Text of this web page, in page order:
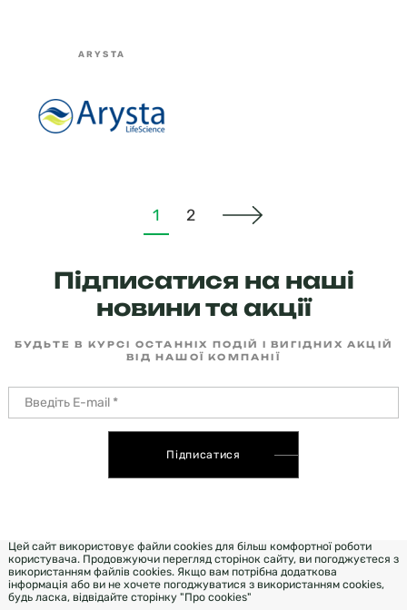
ARYSTA
1 2
Підписатися на наші
новини та акції
БУДЬТЕ В КУРСІ ОСТАННІХ ПОДІЙ І ВИГІДНИХ АКЦІЙ
ВІД НАШОЇ КОМПАНІЇ
Підписатися
Цей сайт використовує файли cookies для більш комфортної роботи
користувача. Продовжуючи перегляд сторінок сайту, ви погоджуєтеся з
використанням файлів cookies. Якщо вам потрібна додаткова
інформація або ви не хочете погоджуватися з використанням cookies,
будь ласка, відвідайте сторінку "Про cookies"